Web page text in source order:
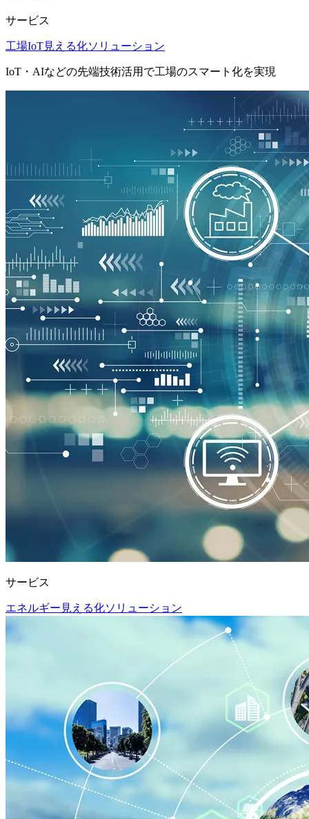
サービス
工場IoT見える化ソリューション
IoT・AIなどの先端技術活用で工場のスマート化を実現
サービス
エネルギー見える化ソリューション